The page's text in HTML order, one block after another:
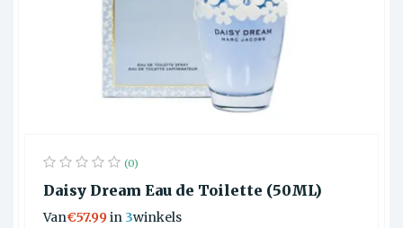
(0)
Daisy Dream Eau de Toilette (50ML)
Van€57.99in 3winkels